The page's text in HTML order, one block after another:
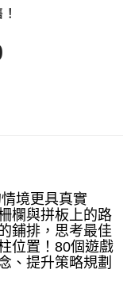
境更具真實
欄與拼板上的路
鋪排，思考最佳
位置！80個遊戲
、提升策略規劃